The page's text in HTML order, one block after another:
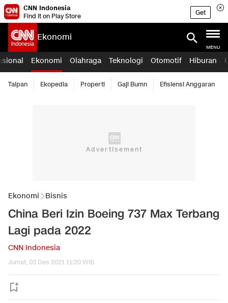
CNN Indonesia
Find it on Play Store
Get
Ekonomi
MENU
Ekonomi Olahraga Teknologi Otomotif Hiburan
Taipan Ekopedia Properti Gaji Bumn Efisiensi Anggaran
Ekonomi Bisnis
China Beri Izin Boeing 737 Max Terbang
Lagi pada 2022
CNN Indonesia
Jumat, 03 Des 2021 11:20 WIB